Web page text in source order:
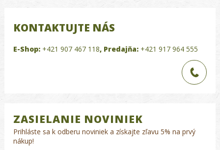
KONTAKTUJTE NÁS
E-Shop: +421 907 467 118, Predajňa: +421 917 964 555
ZASIELANIE NOVINIEK
Prihláste sa k odberu noviniek a získajte zľavu 5% na prvý
nákup!